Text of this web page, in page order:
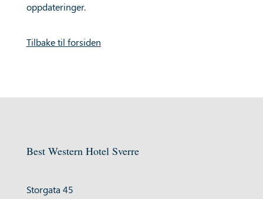
oppdateringer.
Tilbake til forsiden
Best Western Hotel Sverre
Storgata 45